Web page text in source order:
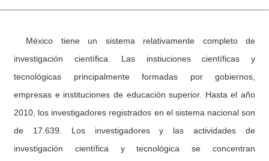
México tiene un sistema relativamente completo de
investigación científica. Las instiuciones científicas y
tecnológicas principalmente formadas por gobiernos,
empresas e instituciones de educación superior. Hasta el año
2010, los investigadores registrados en el sistema nacional son
de 17.639. Los investigadores y las actividades de
investigación científica y tecnológica se concentran